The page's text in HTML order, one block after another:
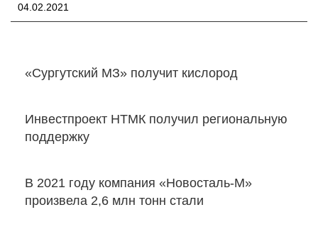
04.02.2021
«Сургутский МЗ» получит кислород
Инвестпроект НТМК получил региональную
поддержку
В 2021 году компания «Новосталь-М»
произвела 2,6 млн тонн стали